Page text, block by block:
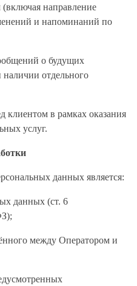
(включая направление
и напоминаний по
о будущих
отдельного
клиентом в рамках оказания
услуг.
данных является:
данных (ст. 6
между Оператором и